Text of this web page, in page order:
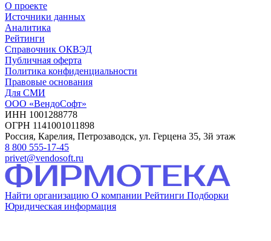
О проекте
Источники данных
Аналитика
Рейтинги
Справочник ОКВЭД
Публичная оферта
Политика конфиденциальности
Правовые основания
Для СМИ
ООО «ВендоСофт»
ИНН 1001288778
ОГРН 1141001011898
Россия, Карелия, Петрозаводск, ул. Герцена 35, 3й этаж
8 800 555-17-45
privet@vendosoft.ru
Найти организацию О компании Рейтинги Подборки
Юридическая информация